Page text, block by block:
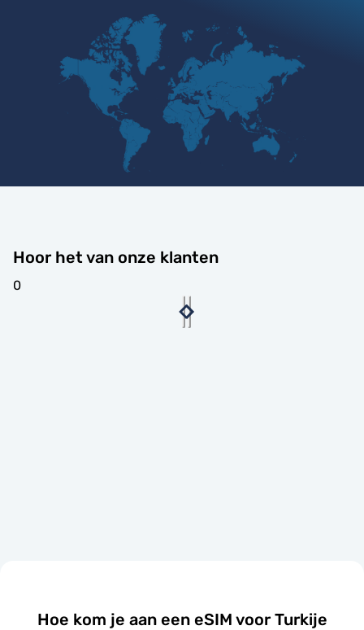
Hoor het van onze klanten
0
Hoe kom je aan een eSIM voor Turkije